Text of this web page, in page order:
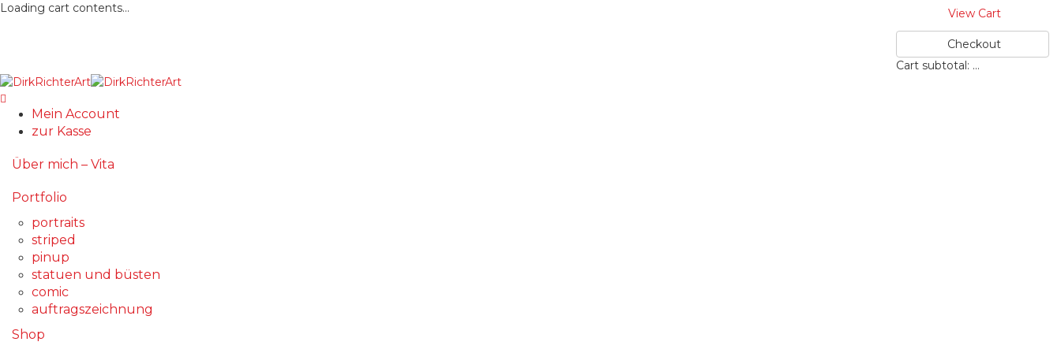
Loading cart contents... View Cart
Checkout
Cart subtotal: …
Mein Account
zur Kasse
Über mich – Vita
Portfolio
portraits
striped
pinup
statuen und büsten
comic
auftragszeichnung
Shop